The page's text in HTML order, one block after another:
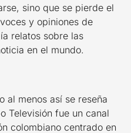
sino que se pierde el
y opiniones de
relatos sobre las
en el mundo.
al menos así se reseña
Televisión fue un canal
colombiano centrado en